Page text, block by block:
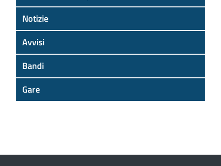
Notizie
Avvisi
Bandi
Gare